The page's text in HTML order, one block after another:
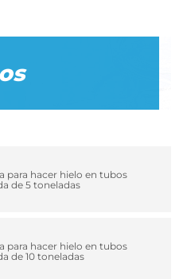
para hacer hielo en tubos
de 5 toneladas
para hacer hielo en tubos
de 10 toneladas